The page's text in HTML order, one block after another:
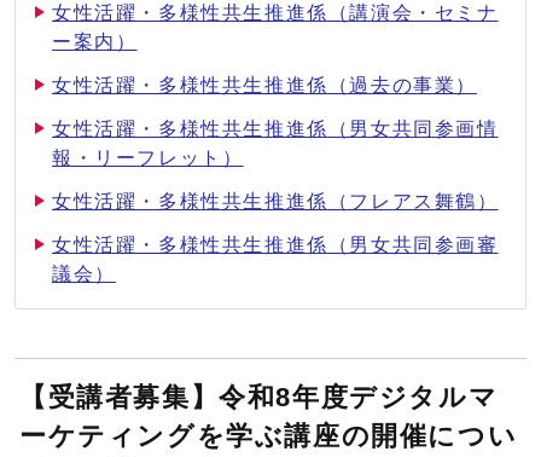
女性活躍・多様性共生推進係（講演会・セミナ
ー案内）
女性活躍・多様性共生推進係（過去の事業）
女性活躍・多様性共生推進係（男女共同参画情
報・リーフレット）
女性活躍・多様性共生推進係（フレアス舞鶴）
女性活躍・多様性共生推進係（男女共同参画審
議会）
【受講者募集】令和8年度デジタルマ
ーケティングを学ぶ講座の開催につい